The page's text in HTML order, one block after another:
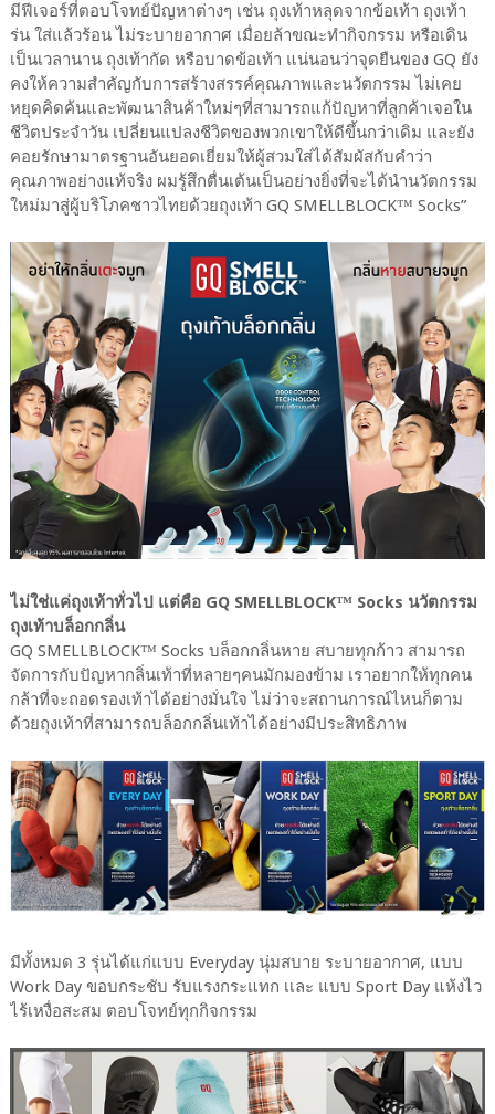
มีฟีเจอร์ที่ตอบโจทย์ปัญหาต่างๆ เช่น ถุงเท้าหลุดจากข้อเท้า ถุงเท้า
ร่น ใส่แล้วร้อน ไม่ระบายอากาศ เมื่อยล้าขณะทำกิจกรรม หรือเดิน
เป็นเวลานาน ถุงเท้ากัด หรือบาดข้อเท้า แน่นอนว่าจุดยืนของ GQ ยัง
คงให้ความสำคัญกับการสร้างสรรค์คุณภาพและนวัตกรรม ไม่เคย
หยุดคิดค้นและพัฒนาสินค้าใหม่ๆที่สามารถแก้ปัญหาที่ลูกค้าเจอใน
ชีวิตประจำวัน เปลี่ยนแปลงชีวิตของพวกเขาให้ดีขึ้นกว่าเดิม และยัง
คอยรักษามาตรฐานอันยอดเยี่ยมให้ผู้สวมใส่ได้สัมผัสกับคำว่า
คุณภาพอย่างแท้จริง ผมรู้สึกตื่นเต้นเป็นอย่างยิ่งที่จะได้นำนวัตกรรม
ใหม่มาสู่ผู้บริโภคชาวไทยด้วยถุงเท้า GQ SMELLBLOCK™ Socks”
ไม่ใช่แค่ถุงเท้าทั่วไป แต่คือ GQ SMELLBLOCK™ Socks นวัตกรรม
ถุงเท้าบล็อกกลิ่น
GQ SMELLBLOCK™ Socks บล็อกกลิ่นหาย สบายทุกก้าว สามารถ
จัดการกับปัญหากลิ่นเท้าที่หลายๆคนมักมองข้าม เราอยากให้ทุกคน
กล้าที่จะถอดรองเท้าได้อย่างมั่นใจ ไม่ว่าจะสถานการณ์ไหนก็ตาม
ด้วยถุงเท้าที่สามารถบล็อกกลิ่นเท้าได้อย่างมีประสิทธิภาพ
มีทั้งหมด 3 รุ่นได้แก่แบบ Everyday นุ่มสบาย ระบายอากาศ, แบบ
Work Day ขอบกระชับ รับแรงกระแทก เเละ แบบ Sport Day แห้งไว
ไร้เหงื่อสะสม ตอบโจทย์ทุกกิจกรรม